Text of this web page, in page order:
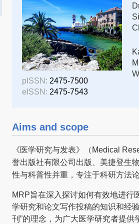
pISSN: 2475-7500
eISSN: 2475-7543
Aims and scope
《医学研究与发表》（Medical
誉出版社有限公司出版、美捷登生
性与科普性并重，专注于科研方法
MRP旨在深入探讨如何有效地进行
学研究和论文写作投稿的知识和经
刊”的理念，为广大医学研究者提供